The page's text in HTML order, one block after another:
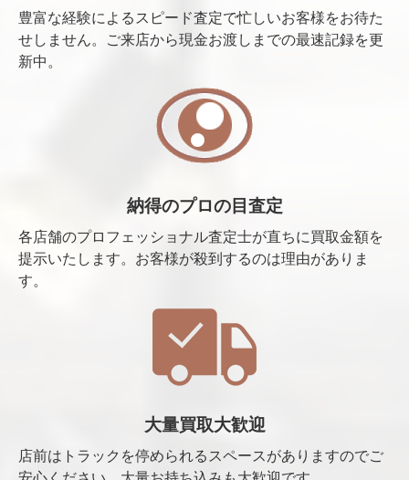
豊富な経験によるスピード査定で忙しいお客様をお待た
せしません。ご来店から現金お渡しまでの最速記録を更
新中。
納得のプロの目査定
各店舗のプロフェッショナル査定士が直ちに買取金額を
提示いたします。お客様が殺到するのは理由がありま
す。
大量買取大歓迎
店前はトラックを停められるスペースがありますのでご